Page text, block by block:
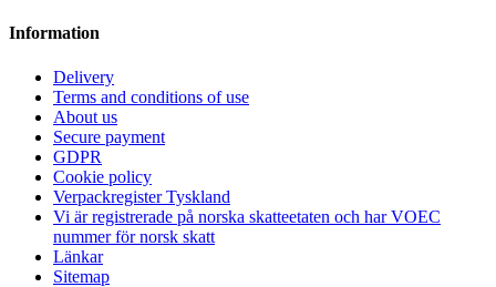
Information
Delivery
Terms and conditions of use
About us
Secure payment
GDPR
Cookie policy
Verpackregister Tyskland
Vi är registrerade på norska skatteetaten och har VOEC
nummer för norsk skatt
Länkar
Sitemap